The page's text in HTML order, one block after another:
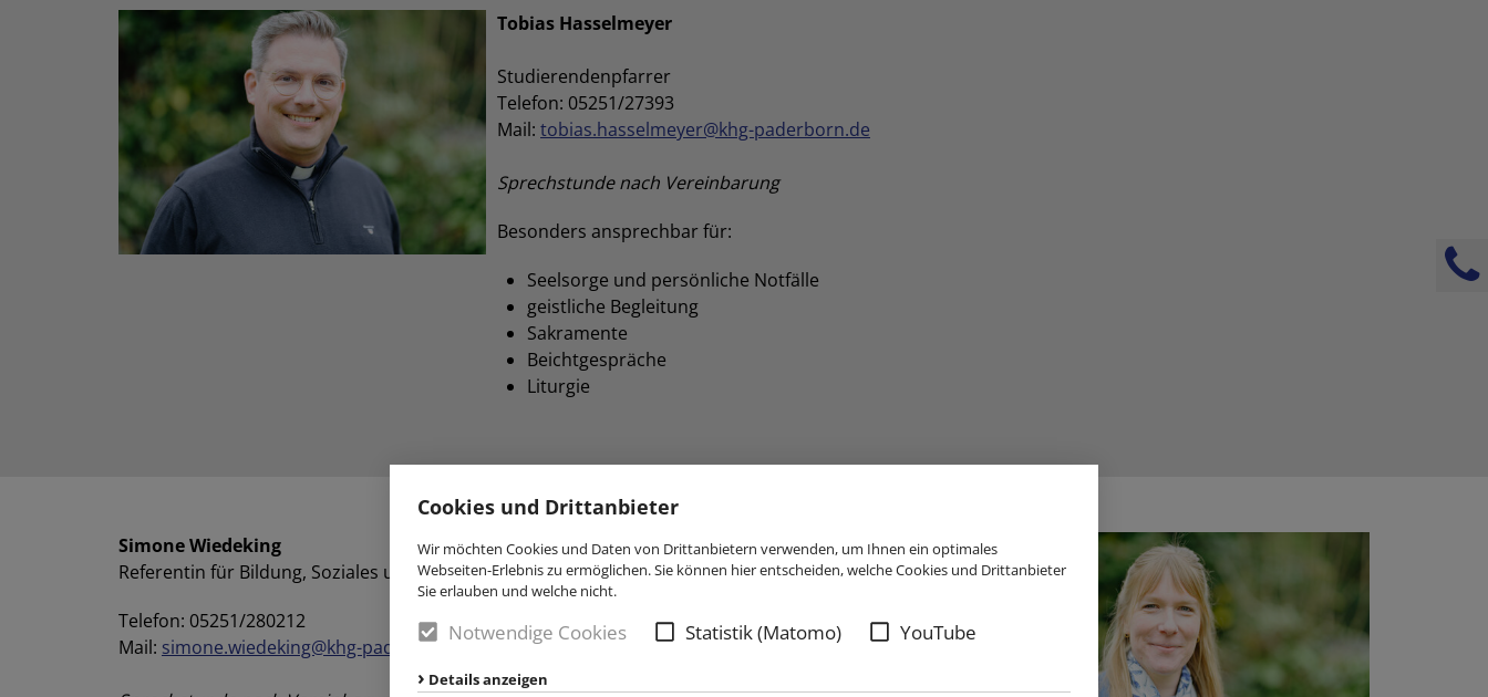
Cookies und Drittanbieter
Wir möchten Cookies und Daten von Drittanbietern verwenden, um Ihnen ein optimales
Webseiten-Erlebnis zu ermöglichen. Sie können hier entscheiden, welche Cookies und Drittanbieter
Sie erlauben und welche nicht.
Notwendige Cookies Statistik (Matomo) YouTube
Details anzeigen
Tobias Hasselmeyer
Studierendenpfarrer
Telefon: 05251/27393
Mail: tobias.hasselmeyer@khg-paderborn.de
Sprechstunde nach Vereinbarung
Besonders ansprechbar für:
Seelsorge und persönliche Notfälle
geistliche Begleitung
Sakramente
Beichtgespräche
Liturgie
Simone Wiedeking
Referentin für Bildung, Soziales und Öffentlichkeitsarbeit
Telefon: 05251/280212
Mail: simone.wiedeking@khg-paderborn.de